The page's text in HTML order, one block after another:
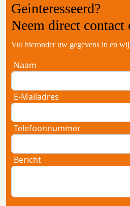
Geinteresseerd?
Neem direct contact
Vul hieronder uw gegevens in en
Naam
E-Mailadres
Telefoonnummer
Bericht